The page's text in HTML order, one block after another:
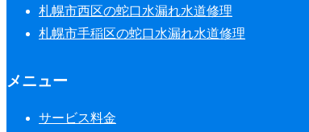
札幌市西区の蛇口水漏れ水道修理
札幌市手稲区の蛇口水漏れ水道修理
メニュー
サービス料金